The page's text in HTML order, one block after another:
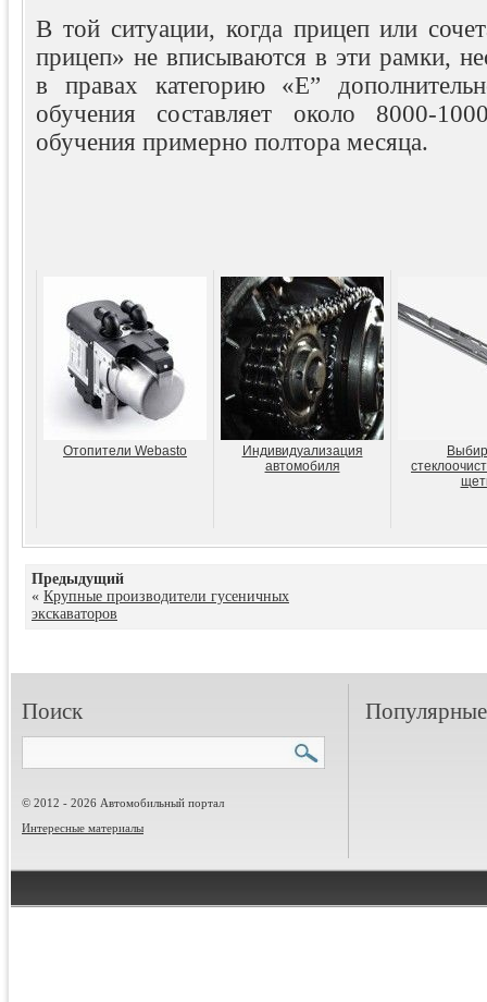
В той ситуации, когда прицеп или
прицеп» не вписываются в эти рамки,
в правах категорию «Е”
обучения составляет около 8000-
обучения примерно полтора месяца.
Отопители Webasto
Индивидуализация
автомобиля
Предыдущий
« Крупные производители гусеничных
экскаваторов
Поиск
© 2012 - 2026 Автомобильный портал
Интересные материалы
Популярные